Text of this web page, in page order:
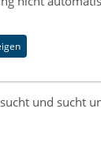
und sucht